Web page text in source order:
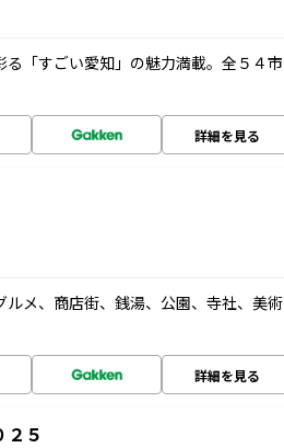
る「すごい愛知」の魅力満載。全５４市
詳細を見る
ルメ、商店街、銭湯、公園、寺社、美術
詳細を見る
５